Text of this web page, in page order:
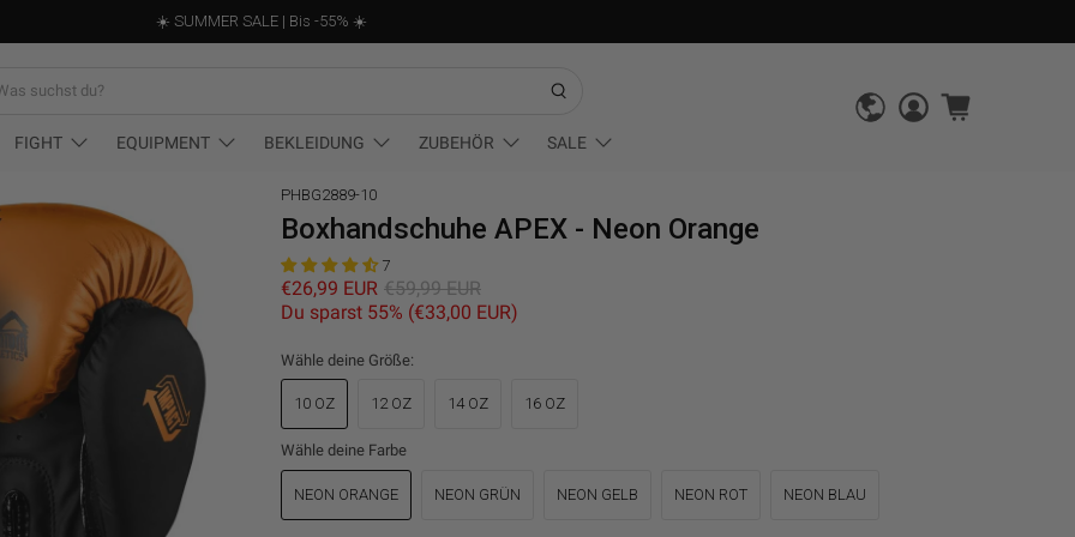
☀️ SUMMER SALE | Bis -55% ☀️
FIGHT EQUIPMENT BEKLEIDUNG ZUBEHÖR SALE
PHBG2889-10
Boxhandschuhe APEX - Neon Orange
7
€26,99 EUR €59,99 EUR
Du sparst 55% (€33,00 EUR)
Wähle deine Größe:
10 OZ 12 OZ 14 OZ 16 OZ
Wähle deine Farbe
NEON ORANGE NEON GRÜN NEON GELB NEON ROT NEON BLAU